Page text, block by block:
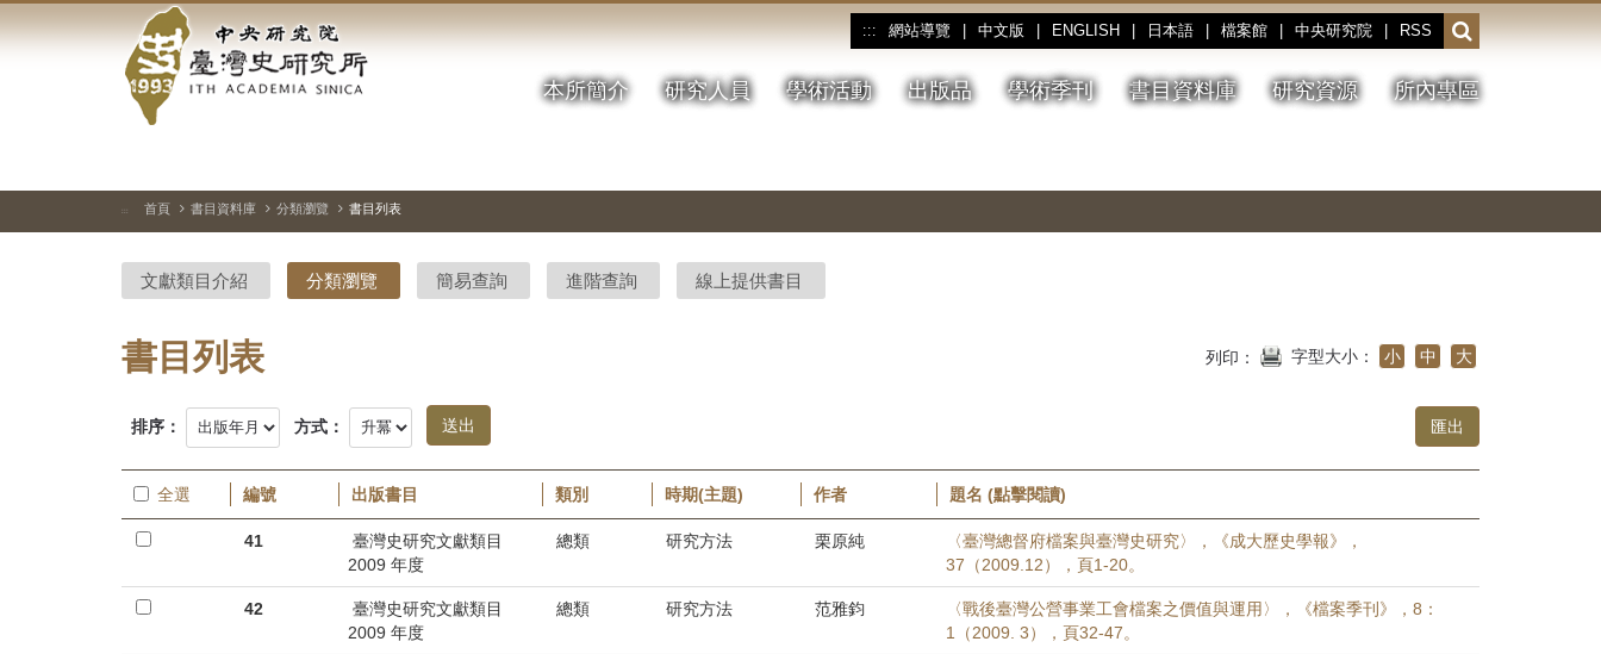
到
中
央
研
院-
臺
灣
史
究
所-
首
頁
::: 網站導覽 中文版 ENGLISH 日本語 檔案館 中央研究院 RSS
開
啟
或
收
本所簡介 研究人員 學術活動 出版品 學術季刊 書目資料庫 研究資源 所內專區
停、
圖
圖
結
::: 首頁 書目資料庫 分類瀏覽 書目列表
文獻類目介紹 分類瀏覽 簡易查詢 進階查詢 線上提供書目
書目列表 列印： 字型大小： 小 中 大
排序： 方式：
全選 編號 出版書目 類別 時期(主題) 作者 題名 (點擊閱讀)
41
臺灣史研究文獻類目
2009 年度
總類 研究方法 栗原純
〈臺灣總督府檔案與臺灣史研究〉，《成大歷史學報》，
37（2009.12），頁1-20。
42
臺灣史研究文獻類目
2009 年度
總類 研究方法 范雅鈞
〈戰後臺灣公營事業工會檔案之價值與運用〉，《檔案季刊》，8：
1（2009. 3），頁32-47。